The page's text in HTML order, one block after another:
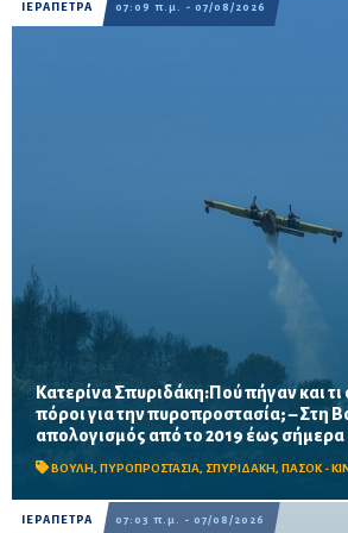
ΙΕΡΑΠΕΤΡΑ 07:09 π.μ. - 07/08/2026
Κατερίνα Σπυριδάκη:Πού πήγαν και
πόροι για την πυροπροστασία; – Στη
απολογισμός από το 2019 έως σήμερα
ΒΟΥΛΗ, ΠΥΡΟΠΡΟΣΤΑΣΙΑ, ΣΠΥΡΙΔΑΚΗ, ΠΑΣΟΚ -
Το ΠΑΣΟΚ ζητά πλήρη απολογισμό των
το 2019, στοιχεία για τα προγράμματα
καθώς και απαντήσεις για προσωπικό,
ΙΕΡΑΠΕΤΡΑ 07:03 π.μ. - 07/08/2026